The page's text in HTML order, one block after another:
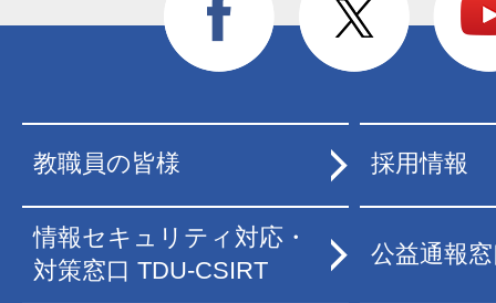
教職員の皆様 採用情報
情報セキュリティ対応・
対策窓口 TDU-CSIRT
公益通報